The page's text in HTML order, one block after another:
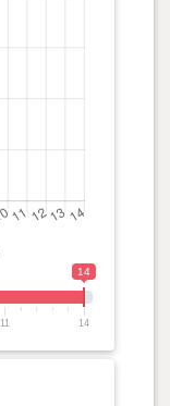
14
11 14